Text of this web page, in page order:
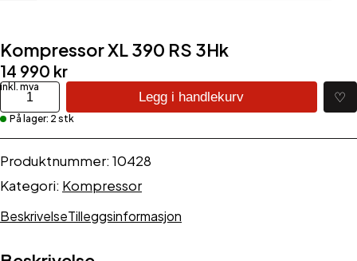
Kompressor XL 390 RS 3Hk
14 990 kr
Kompressor
XL
390
RS
3Hk
Legg i handlekurv ♡
På lager: 2 stk
Produktnummer:10428
Kategori: Kompressor
BeskrivelseTilleggsinformasjon